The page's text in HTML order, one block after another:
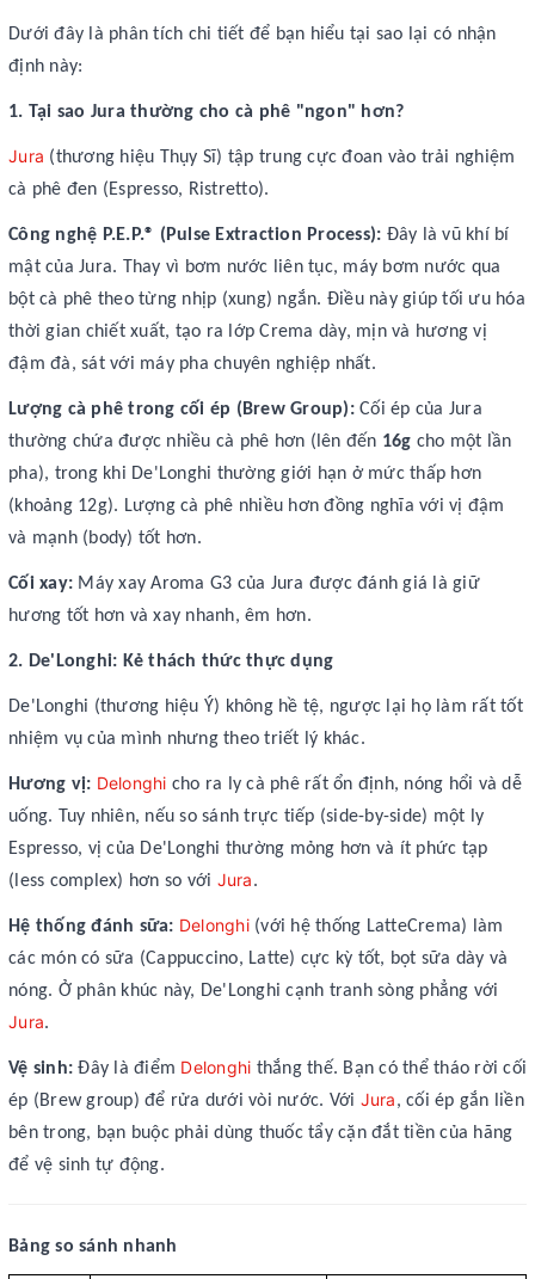
Dưới đây là phân tích chi tiết để bạn hiểu tại sao lại có nhận
định này:
1. Tại sao Jura thường cho cà phê "ngon" hơn?
Jura (thương hiệu Thụy Sĩ) tập trung cực đoan vào trải nghiệm
cà phê đen (Espresso, Ristretto).
Công nghệ P.E.P.® (Pulse Extraction Process): Đây là vũ khí bí
mật của Jura. Thay vì bơm nước liên tục, máy bơm nước qua
bột cà phê theo từng nhịp (xung) ngắn. Điều này giúp tối ưu hóa
thời gian chiết xuất, tạo ra lớp Crema dày, mịn và hương vị
đậm đà, sát với máy pha chuyên nghiệp nhất.
Lượng cà phê trong cối ép (Brew Group):Cối ép của Jura
thường chứa được nhiều cà phê hơn (lên đến 16g cho một lần
pha), trong khi De'Longhi thường giới hạn ở mức thấp hơn
(khoảng 12g). Lượng cà phê nhiều hơn đồng nghĩa với vị đậm
và mạnh (body) tốt hơn.
Cối xay: Máy xay Aroma G3 của Jura được đánh giá là giữ
hương tốt hơn và xay nhanh, êm hơn.
2. De'Longhi: Kẻ thách thức thực dụng
De'Longhi (thương hiệu Ý) không hề tệ, ngược lại họ làm rất tốt
nhiệm vụ của mình nhưng theo triết lý khác.
Hương vị: Delonghi cho ra ly cà phê rất ổn định, nóng hổi và dễ
uống. Tuy nhiên, nếu so sánh trực tiếp (side-by-side) một ly
Espresso, vị của De'Longhi thường mỏng hơn và ít phức tạp
(less complex) hơn so với Jura.
Hệ thống đánh sữa: Delonghi(với hệ thống LatteCrema) làm
các món có sữa (Cappuccino, Latte) cực kỳ tốt, bọt sữa dày và
nóng. Ở phân khúc này, De'Longhi cạnh tranh sòng phẳng với
Jura.
Vệ sinh: Đây là điểm Delonghi thắng thế. Bạn có thể tháo rời cối
ép (Brew group) để rửa dưới vòi nước. Với Jura, cối ép gắn liền
bên trong, bạn buộc phải dùng thuốc tẩy cặn đắt tiền của hãng
để vệ sinh tự động.
Bảng so sánh nhanh